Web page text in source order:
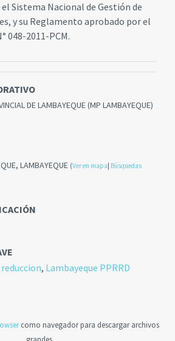
el Sistema Nacional de Gestión de
y su Reglamento aprobado por el
048-2011-PCM.
DE LAMBAYEQUE (MP LAMBAYEQUE)
LAMBAYEQUE (Ver en mapa Búsquedas
reduccion, Lambayeque PPRRD
como navegador para descargar archivos